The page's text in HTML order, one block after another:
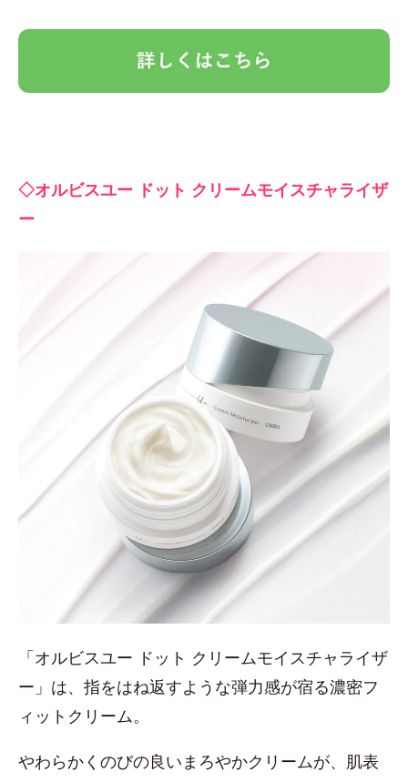
◇オルビスユー ドット クリームモイスチャライザ
ー
「オルビスユー ドット クリームモイスチャライザ
ー」は、指をはね返すような弾力感が宿る濃密フ
ィットクリーム。
やわらかくのびの良いまろやかクリームが、肌表